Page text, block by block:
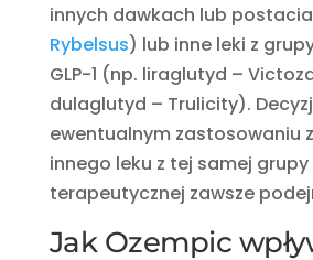
innych dawkach lub
Rybelsus) lub inne leki z
GLP-1 (np. liraglutyd –
dulaglutyd – Trulicity).
ewentualnym zastosowaniu
innego leku z tej samej grupy
terapeutycznej zawsze
Jak Ozempic